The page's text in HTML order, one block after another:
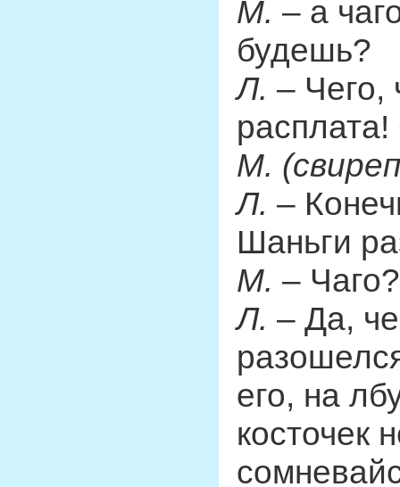
М. – а
будешь?
Л. – Чего,
М.
Л. –
Шаньги
М. – Чаго?
Л. – Да,
его, на
косточек